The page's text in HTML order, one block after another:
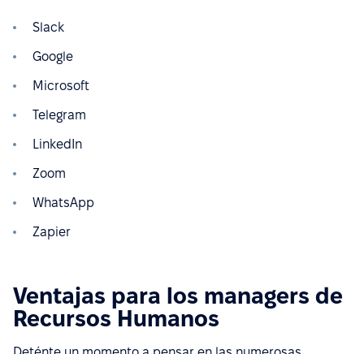
Slack
Google
Microsoft
Telegram
LinkedIn
Zoom
WhatsApp
Zapier
Ventajas para los managers de
Recursos Humanos